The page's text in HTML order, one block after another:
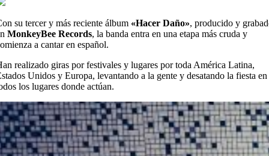
su tercer y más reciente álbum «Hacer Daño», producido y
MonkeyBee Records, la banda entra en una etapa más cruda y
a cantar en español.
realizado giras por festivales y lugares por toda América Latina,
Unidos y Europa, levantando a la gente y desatando la fiesta en
los lugares donde actúan.